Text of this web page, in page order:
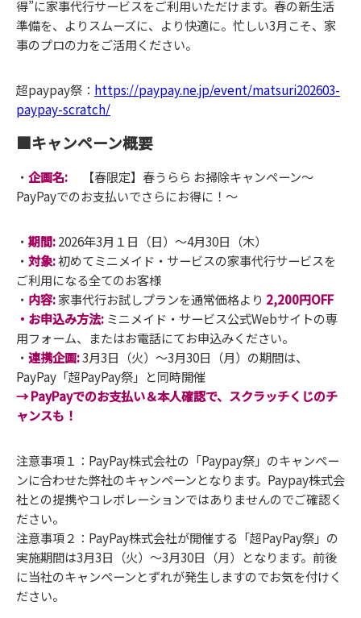
得”に家事代行サービスをご利用いただけます。春の新生活
準備を、よりスムーズに、より快適に。忙しい3月こそ、家
事のプロの力をご活用ください。
超paypay祭： https://paypay.ne.jp/event/matsuri202603-
paypay-scratch/
■キャンペーン概要
・ 企画名: 【春限定】春うらら お掃除キャンペーン～
PayPayでのお支払いでさらにお得に！～
・ 期間:2026年3月１日（日）～4月30日（木）
・ 対象:初めてミニメイド・サービスの家事代行サービスを
ご利用になる全てのお客様
・ 内容:家事代行お試しプランを通常価格より 2,200円OFF
・お申込み方法: ミニメイド・サービス公式Webサイトの専
用フォーム、またはお電話にてお申込みください。
・ 連携企画:3月3日（火）～3月30日（月）の期間は、
PayPay「超PayPay祭」と同時開催
→ PayPayでのお支払い＆本人確認で、スクラッチくじのチ
ャンスも！
注意事項１：PayPay株式会社の「Paypay祭」のキャンペー
ンに合わせた弊社のキャンペーンとなります。Paypay株式会
社との提携やコレボレーションではありませんのでご確認く
ださい。
注意事項２：PayPay株式会社が開催する「超PayPay祭」の
実施期間は3月3日（火）～3月30日（月）となります。前後
に当社のキャンペーンとずれが発生しますのでお気を付けく
ださい。